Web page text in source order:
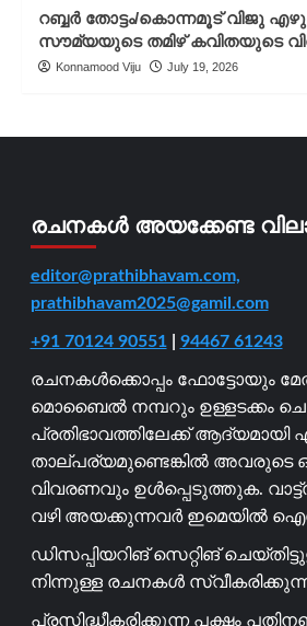
റബ്ബർ തോട്ടം/കൊന്നമൂട് വിജു
സൗമ്യയുടെ തമിഴ് കവിതയുടെ
Konnamood Viju July 19, 2026
രചനകൾ അയക്കേണ്ട
editor@prathibhavam.com,
prathibhavam2025@gamil.com
+91 70124 90551| 94467 61243
രചനകൾക്കൊപ്പം ഫോട്ടോയും
മൊബൈൽ നമ്പറും ഉള്ളടക്കം
പ്രതിഭാവത്തിലേക്ക്
താല്പര്യമുണ്ടെങ്കിൽ അവരുടെ
വിവരണവും ഉൾപ്പെടുത്തുക.
വഴി അയക്കുന്നവർ ഇമെയിൽ
ഡിസപ്പിയറിങ് സെറ്റിങ്
നിന്നുള്ള രചനകൾ
പ്രസിദ്ധീകരിക്കുന്ന പക്ഷം